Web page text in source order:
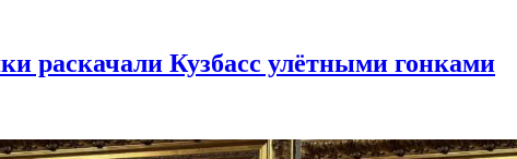
раскачали Кузбасс улётными гонками